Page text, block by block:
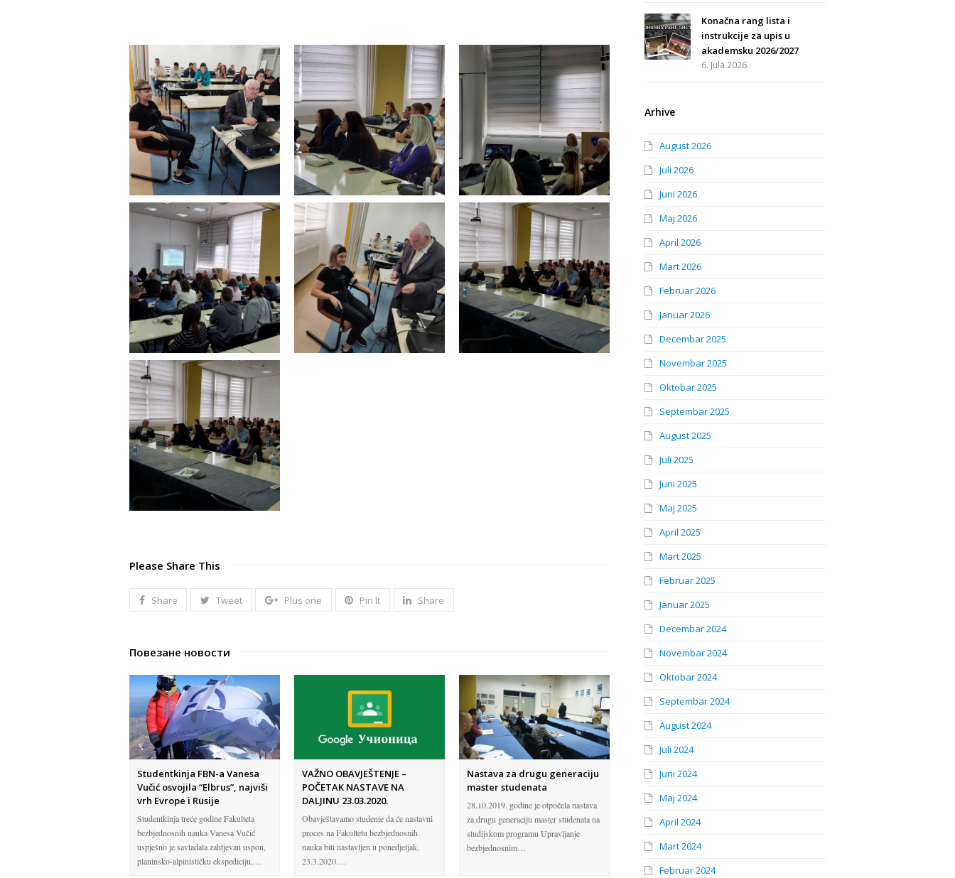
Please Share This
Share Tweet Plus one Pin It Share
Повезане новости
Studentkinja FBN-a Vanesa
Vučić osvojila “Elbrus”, najviši
vrh Evrope i Rusije
Studentkinja treće godine Fakulteta
bezbjednosnih nauka Vanesa Vučić
uspješno je savladala zahtjevan uspon,
planinsko-alpinističku ekspediciju,…
VAŽNO OBAVJEŠTENJE –
POČETAK NASTAVE NA
DALJINU 23.03.2020.
Obavještavamo studente da će nastavni
proces na Fakultetu bezbjednosnih
nauka biti nastavljen u ponedjeljak,
23.3.2020.…
Nastava za drugu generaciju
master studenata
28.10.2019. godine je otpočela nastava
za drugu generaciju master studenata na
studijskom programu Upravljanje
bezbjednosnim…
Konačna rang lista i
instrukcije za upis u
akademsku 2026/2027
6. Jula 2026.
Arhive
August 2026
Juli 2026
Juni 2026
Maj 2026
April 2026
Mart 2026
Februar 2026
Januar 2026
Decembar 2025
Novembar 2025
Oktobar 2025
Septembar 2025
August 2025
Juli 2025
Juni 2025
Maj 2025
April 2025
Mart 2025
Februar 2025
Januar 2025
Decembar 2024
Novembar 2024
Oktobar 2024
Septembar 2024
August 2024
Juli 2024
Juni 2024
Maj 2024
April 2024
Mart 2024
Februar 2024